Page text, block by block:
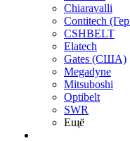
Chiaravalli
Contitech
CSHBELT
Elatech
Gates (США)
Megadyne
Mitsuboshi
Optibelt
SWR
Ещё